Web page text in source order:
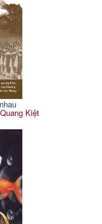
Kiệt